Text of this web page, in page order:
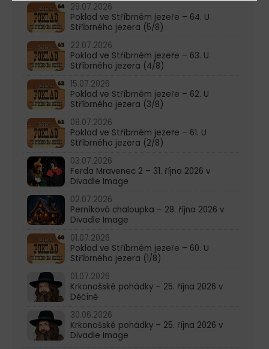
29.07.2026
Poklad ve Stříbrném jezeře – 64. U
Stříbrného jezera (5/8)
22.07.2026
Poklad ve Stříbrném jezeře – 63. U
Stříbrného jezera (4/8)
15.07.2026
Poklad ve Stříbrném jezeře – 62. U
Stříbrného jezera (3/8)
08.07.2026
Poklad ve Stříbrném jezeře – 61. U
Stříbrného jezera (2/8)
03.07.2026
Ferda Mravenec 2 – 31. října 2026 v
Divadle Image
02.07.2026
Perníková chaloupka – 28. října 2026 v
Divadle Image
01.07.2026
Poklad ve Stříbrném jezeře – 60. U
Stříbrného jezera (1/8)
01.07.2026
Krkonošské pohádky – 25. října 2026 v
Děčíně
30.06.2026
Krkonošské pohádky – 25. října 2026 v
Divadle Image